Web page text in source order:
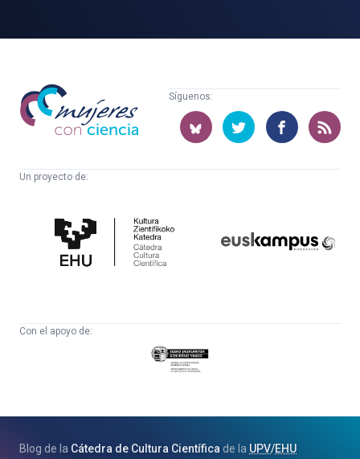
Mujeres
con
ciencia
Síguenos:
Un proyecto de:
Cultura
Científica
Con el apoyo de:
Eusko
Jaurlaritza
eta
Blog de la Cátedra de Cultura Científica de la UPV/EHU